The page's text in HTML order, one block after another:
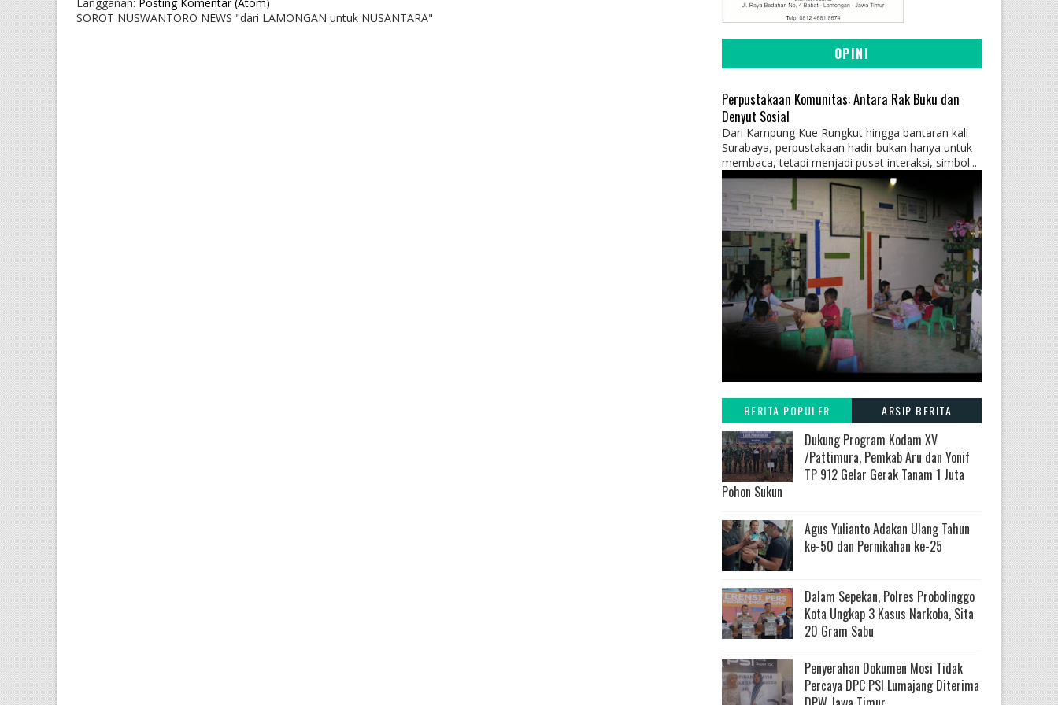
SOROT NUSWANTORO NEWS "dari LAMONGAN untuk NUSANTARA"
OPINI
Perpustakaan Komunitas: Antara Rak Buku dan
Denyut Sosial
Dari Kampung Kue Rungkut hingga bantaran kali
Surabaya, perpustakaan hadir bukan hanya untuk
membaca, tetapi menjadi pusat interaksi, simbol...
BERITA POPULER ARSIP BERITA
Dukung Program Kodam XV
/Pattimura, Pemkab Aru dan Yonif
TP 912 Gelar Gerak Tanam 1 Juta
Pohon Sukun
Agus Yulianto Adakan Ulang Tahun
ke-50 dan Pernikahan ke-25
Dalam Sepekan, Polres Probolinggo
Kota Ungkap 3 Kasus Narkoba, Sita
20 Gram Sabu
Penyerahan Dokumen Mosi Tidak
Percaya DPC PSI Lumajang Diterima